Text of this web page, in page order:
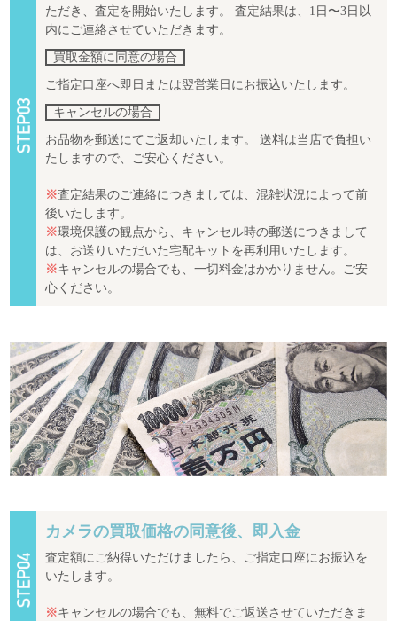
ただき、査定を開始いたします。 査定結果は、1日〜3日以
内にご連絡させていただきます。
買取金額に同意の場合
ご指定口座へ即日または翌営業日にお振込いたします。
キャンセルの場合
お品物を郵送にてご返却いたします。 送料は当店で負担い
たしますので、ご安心ください。
※査定結果のご連絡につきましては、混雑状況によって前
後いたします。
※環境保護の観点から、キャンセル時の郵送につきまして
は、お送りいただいた宅配キットを再利用いたします。
※キャンセルの場合でも、一切料金はかかりません。ご安
心ください。
カメラの買取価格の同意後、即入金
査定額にご納得いただけましたら、ご指定口座にお振込を
いたします。
※キャンセルの場合でも、無料でご返送させていただきま